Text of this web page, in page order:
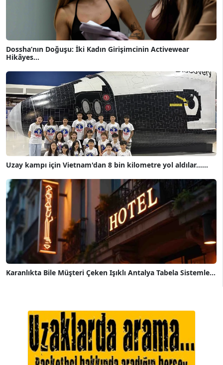
Dossha’nın Doğuşu: İki Kadın Girişimcinin Activewear
Hikâyes...
Uzay kampı için Vietnam'dan 8 bin kilometre yol aldılar......
Karanlıkta Bile Müşteri Çeken Işıklı Antalya Tabela Sistemle...